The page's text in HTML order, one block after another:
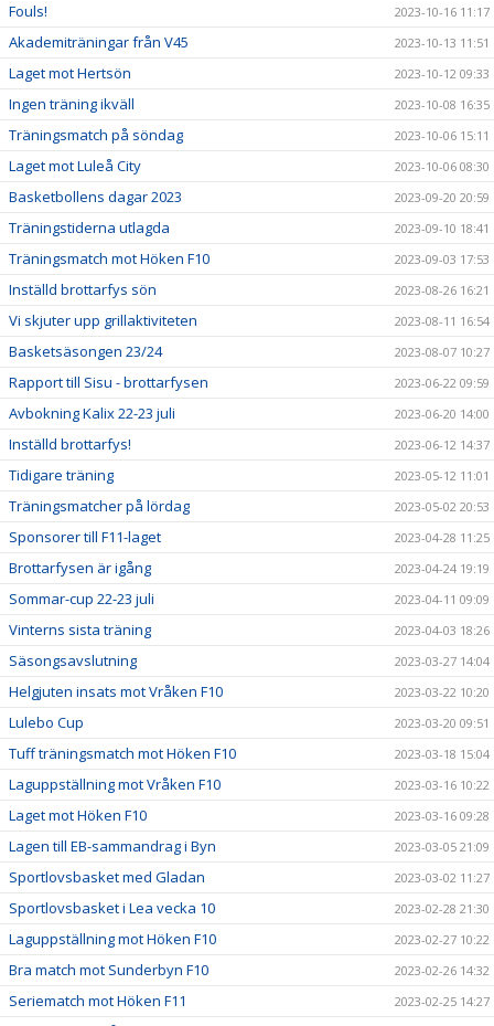
Fouls! 2023-10-16 11:17
Akademiträningar från V45 2023-10-13 11:51
Laget mot Hertsön 2023-10-12 09:33
Ingen träning ikväll 2023-10-08 16:35
Träningsmatch på söndag 2023-10-06 15:11
Laget mot Luleå City 2023-10-06 08:30
Basketbollens dagar 2023 2023-09-20 20:59
Träningstiderna utlagda 2023-09-10 18:41
Träningsmatch mot Höken F10 2023-09-03 17:53
Inställd brottarfys sön 2023-08-26 16:21
Vi skjuter upp grillaktiviteten 2023-08-11 16:54
Basketsäsongen 23/24 2023-08-07 10:27
Rapport till Sisu - brottarfysen 2023-06-22 09:59
Avbokning Kalix 22-23 juli 2023-06-20 14:00
Inställd brottarfys! 2023-06-12 14:37
Tidigare träning 2023-05-12 11:01
Träningsmatcher på lördag 2023-05-02 20:53
Sponsorer till F11-laget 2023-04-28 11:25
Brottarfysen är igång 2023-04-24 19:19
Sommar-cup 22-23 juli 2023-04-11 09:09
Vinterns sista träning 2023-04-03 18:26
Säsongsavslutning 2023-03-27 14:04
Helgjuten insats mot Vråken F10 2023-03-22 10:20
Lulebo Cup 2023-03-20 09:51
Tuff träningsmatch mot Höken F10 2023-03-18 15:04
Laguppställning mot Vråken F10 2023-03-16 10:22
Laget mot Höken F10 2023-03-16 09:28
Lagen till EB-sammandrag i Byn 2023-03-05 21:09
Sportlovsbasket med Gladan 2023-03-02 11:27
Sportlovsbasket i Lea vecka 10 2023-02-28 21:30
Laguppställning mot Höken F10 2023-02-27 10:22
Bra match mot Sunderbyn F10 2023-02-26 14:32
Seriematch mot Höken F11 2023-02-25 14:27